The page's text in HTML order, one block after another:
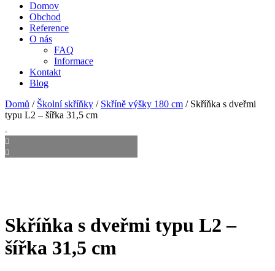
Domov
Obchod
Reference
O nás
FAQ
Informace
Kontakt
Blog
Domů / Školní skříňky / Skříně výšky 180 cm / Skříňka s dveřmi
typu L2 – šířka 31,5 cm
Skříňka s dveřmi typu L2 –
šířka 31,5 cm